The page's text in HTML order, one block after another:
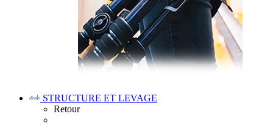
STRUCTURE ET LEVAGE
Retour